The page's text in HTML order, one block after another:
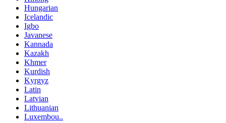
Hungarian
Icelandic
Igbo
Javanese
Kannada
Kazakh
Khmer
Kurdish
Kyrgyz
Latin
Latvian
Lithuanian
Luxembou..